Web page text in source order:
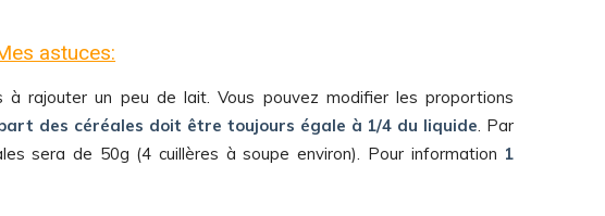
astuces:
rajouter un peu de lait. Vous pouvez modifier les proportions
des céréales doit être toujours égale à 1/4 du liquide. Par
sera de 50g (4 cuillères à soupe environ). Pour information 1